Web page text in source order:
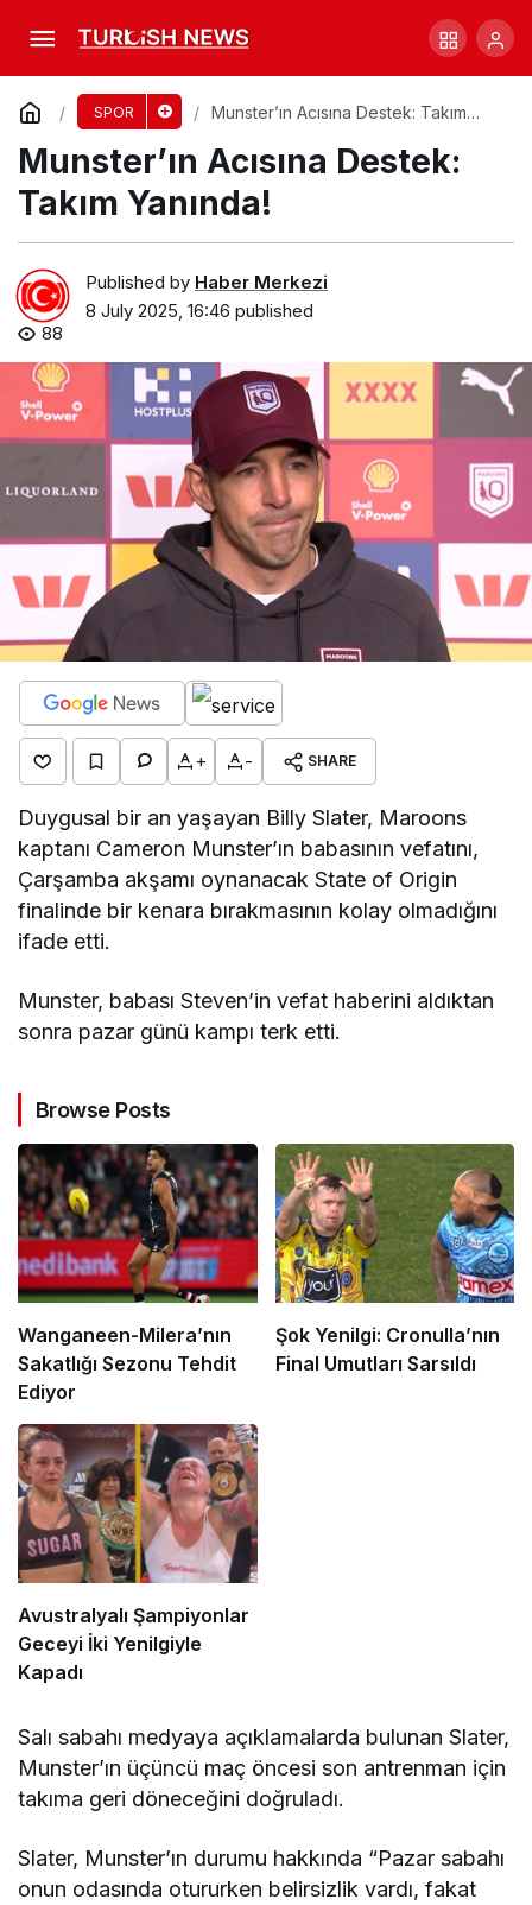
SPOR
Munster’ın Acısına Destek: Takım
Munster’ın Acısına Destek:
Takım Yanında!
Published by Haber Merkezi
8 July 2025, 16:46 published
88
+ - SHARE
Duygusal bir an yaşayan Billy Slater, Maroons
kaptanı Cameron Munster’ın babasının vefatını,
Çarşamba akşamı oynanacak State of Origin
finalinde bir kenara bırakmasının kolay olmadığını
ifade etti.
Munster, babası Steven’in vefat haberini aldıktan
sonra pazar günü kampı terk etti.
Browse Posts
Wanganeen-Milera’nın
Sakatlığı Sezonu Tehdit
Ediyor
Şok Yenilgi: Cronulla’nın
Final Umutları Sarsıldı
Avustralyalı Şampiyonlar
Geceyi İki Yenilgiyle
Kapadı
Salı sabahı medyaya açıklamalarda bulunan Slater,
Munster’ın üçüncü maç öncesi son antrenman için
takıma geri döneceğini doğruladı.
Slater, Munster’ın durumu hakkında “Pazar sabahı
onun odasında otururken belirsizlik vardı, fakat
Blues, Tünel Yürüyüşünü İptal Etti!
Comment